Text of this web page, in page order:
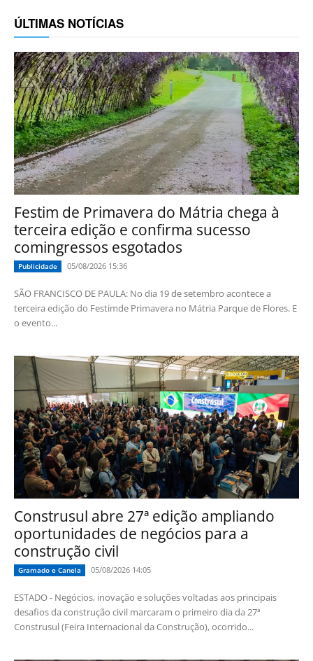
ÚLTIMAS NOTÍCIAS
Festim de Primavera do Mátria chega à
terceira edição e confirma sucesso
comingressos esgotados
Publicidade 05/08/2026 15:36
SÃO FRANCISCO DE PAULA: No dia 19 de setembro acontece a
terceira edição do Festimde Primavera no Mátria Parque de Flores. E
o evento...
Construsul abre 27ª edição ampliando
oportunidades de negócios para a
construção civil
Gramado e Canela 05/08/2026 14:05
ESTADO - Negócios, inovação e soluções voltadas aos principais
desafios da construção civil marcaram o primeiro dia da 27ª
Construsul (Feira Internacional da Construção), ocorrido...